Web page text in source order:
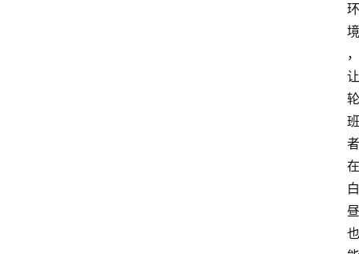
环
境
，
让
轮
班
者
在
白
昼
也